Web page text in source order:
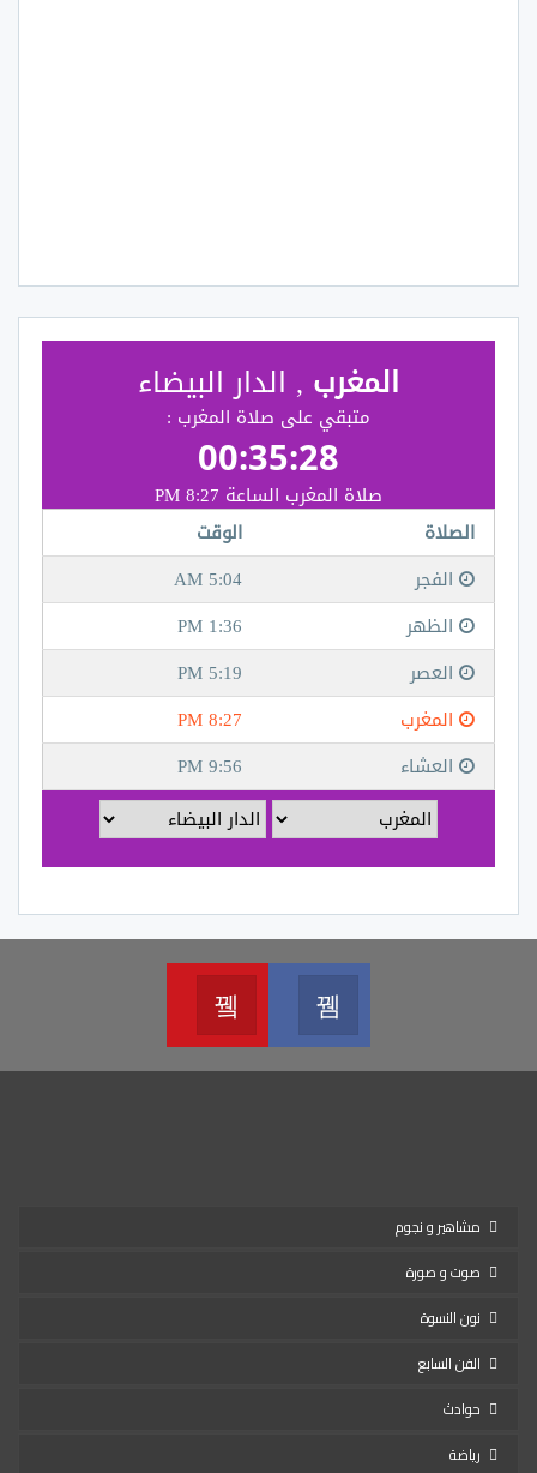
Facebook
Join us on Facebook
مشاهير و نجوم
صوت و صورة
نون النسوة
الفن السابع
حوادث
رياضة